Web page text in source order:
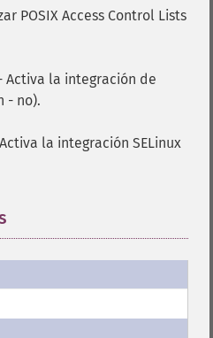
POSIX Access Control Lists
Activa la integración de
- no).
la integración SELinux